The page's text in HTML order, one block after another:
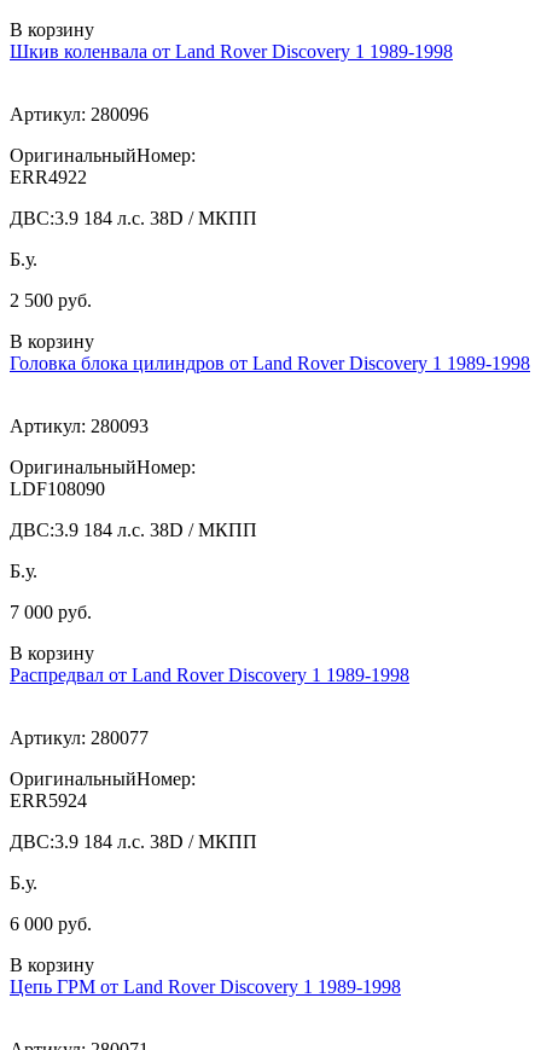
В корзину
Шкив коленвала от Land Rover Discovery 1 1989-1998
Артикул: 280096
ОригинальныйНомер:
ERR4922
ДВС:3.9 184 л.с. 38D / МКПП
Б.у.
2 500 руб.
В корзину
Головка блока цилиндров от Land Rover Discovery 1 1989-1998
Артикул: 280093
ОригинальныйНомер:
LDF108090
ДВС:3.9 184 л.с. 38D / МКПП
Б.у.
7 000 руб.
В корзину
Распредвал от Land Rover Discovery 1 1989-1998
Артикул: 280077
ОригинальныйНомер:
ERR5924
ДВС:3.9 184 л.с. 38D / МКПП
Б.у.
6 000 руб.
В корзину
Цепь ГРМ от Land Rover Discovery 1 1989-1998